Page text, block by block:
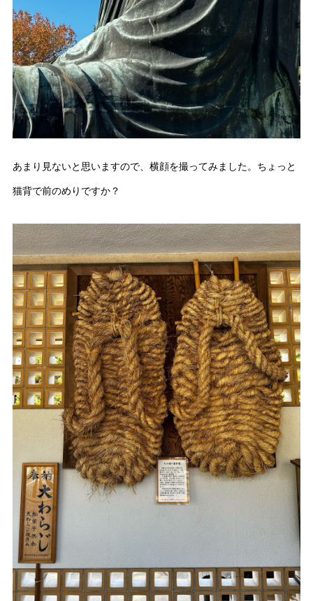
あまり見ないと思いますので、横顔を撮ってみました。ちょっと
猫背で前のめりですか？